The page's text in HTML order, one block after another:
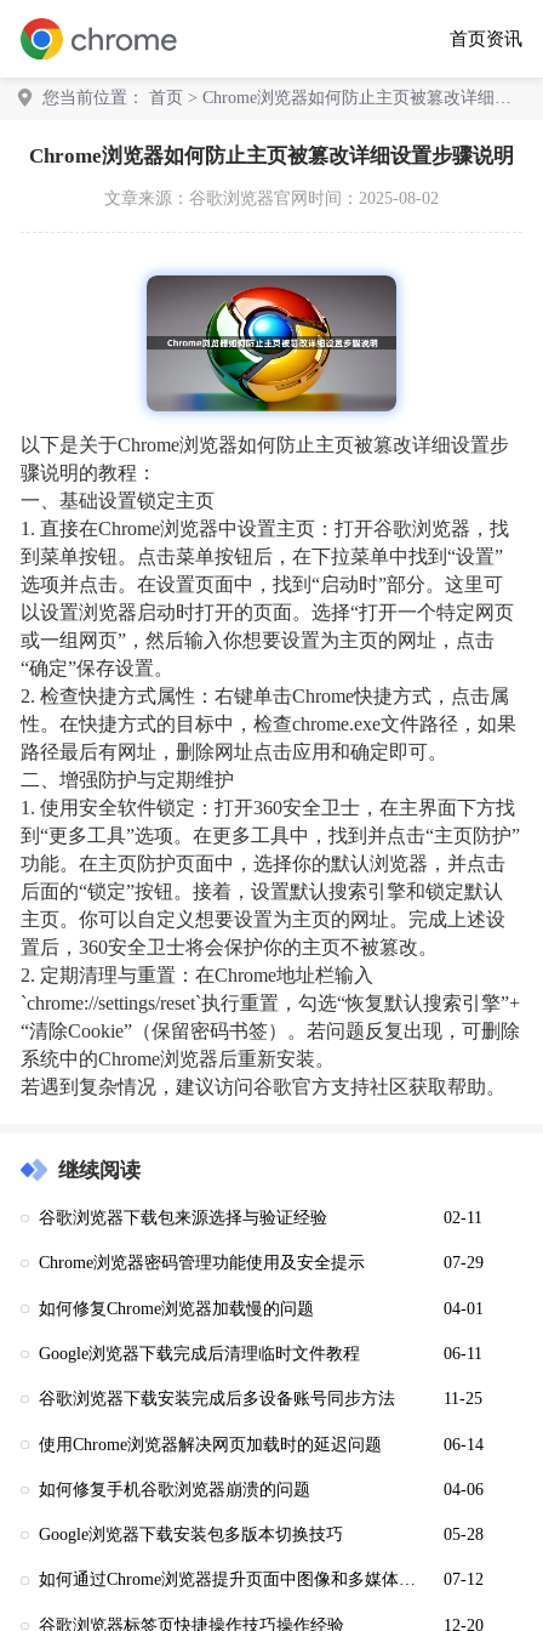
首页资讯
您当前位置： 首页 > Chrome浏览器如何防止主页被篡改详细设
Chrome浏览器如何防止主页被篡改详细设置步骤说明
文章来源： 谷歌浏览器官网 时间：2025-08-02
以下是关于Chrome浏览器如何防止主页被篡改详细设置步
骤说明的教程：
一、基础设置锁定主页
1. 直接在Chrome浏览器中设置主页：打开谷歌浏览器，找
到菜单按钮。点击菜单按钮后，在下拉菜单中找到“设置”
选项并点击。在设置页面中，找到“启动时”部分。这里可
以设置浏览器启动时打开的页面。选择“打开一个特定网页
或一组网页”，然后输入你想要设置为主页的网址，点击
“确定”保存设置。
2. 检查快捷方式属性：右键单击Chrome快捷方式，点击属
性。在快捷方式的目标中，检查chrome.exe文件路径，如果
路径最后有网址，删除网址点击应用和确定即可。
二、增强防护与定期维护
1. 使用安全软件锁定：打开360安全卫士，在主界面下方找
到“更多工具”选项。在更多工具中，找到并点击“主页防护”
功能。在主页防护页面中，选择你的默认浏览器，并点击
后面的“锁定”按钮。接着，设置默认搜索引擎和锁定默认
主页。你可以自定义想要设置为主页的网址。完成上述设
置后，360安全卫士将会保护你的主页不被篡改。
2. 定期清理与重置：在Chrome地址栏输入
`chrome://settings/reset`执行重置，勾选“恢复默认搜索引擎”+
“清除Cookie”（保留密码书签）。若问题反复出现，可删除
系统中的Chrome浏览器后重新安装。
若遇到复杂情况，建议访问谷歌官方支持社区获取帮助。
继续阅读
谷歌浏览器下载包来源选择与验证经验 02-11
Chrome浏览器密码管理功能使用及安全提示 07-29
如何修复Chrome浏览器加载慢的问题 04-01
Google浏览器下载完成后清理临时文件教程 06-11
谷歌浏览器下载安装完成后多设备账号同步方法 11-25
使用Chrome浏览器解决网页加载时的延迟问题 06-14
如何修复手机谷歌浏览器崩溃的问题 04-06
Google浏览器下载安装包多版本切换技巧 05-28
如何通过Chrome浏览器提升页面中图像和多媒体的加载速度 07-12
谷歌浏览器标签页快捷操作技巧操作经验 12-20